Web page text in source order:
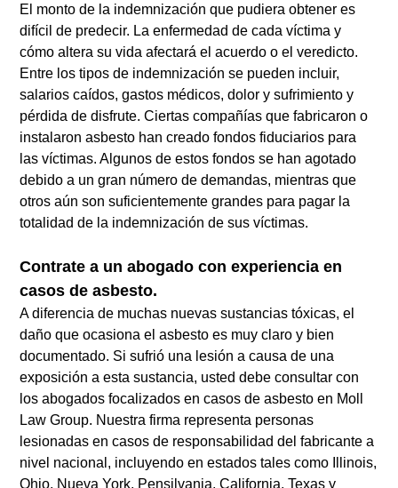
El monto de la indemnización que pudiera obtener es
difícil de predecir. La enfermedad de cada víctima y
cómo altera su vida afectará el acuerdo o el veredicto.
Entre los tipos de indemnización se pueden incluir,
salarios caídos, gastos médicos, dolor y sufrimiento y
pérdida de disfrute. Ciertas compañías que fabricaron o
instalaron asbesto han creado fondos fiduciarios para
las víctimas. Algunos de estos fondos se han agotado
debido a un gran número de demandas, mientras que
otros aún son suficientemente grandes para pagar la
totalidad de la indemnización de sus víctimas.
Contrate a un abogado con experiencia en
casos de asbesto.
A diferencia de muchas nuevas sustancias tóxicas, el
daño que ocasiona el asbesto es muy claro y bien
documentado. Si sufrió una lesión a causa de una
exposición a esta sustancia, usted debe consultar con
los abogados focalizados en casos de asbesto en Moll
Law Group. Nuestra firma representa personas
lesionadas en casos de responsabilidad del fabricante a
nivel nacional, incluyendo en estados tales como Illinois,
Ohio, Nueva York, Pensilvania, California, Texas y